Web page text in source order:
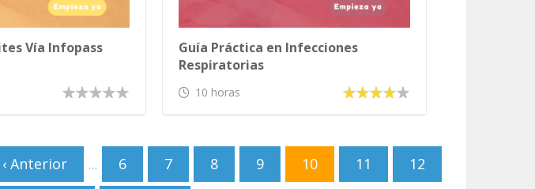
Vía Infopass
Guía Práctica en Infecciones
Respiratorias
10 horas
‹ Anterior … 6 7 8 9 10 11 12